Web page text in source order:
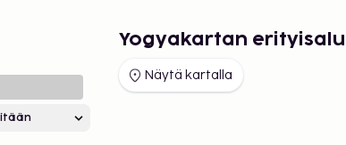
Yogyakartan
Näytä kartalla